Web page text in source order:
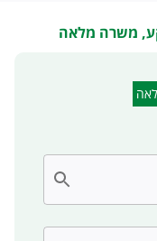
משרה מלאה